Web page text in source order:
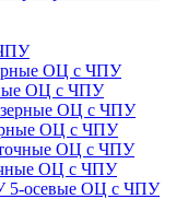
ОЦ с ЧПУ
ОЦ с ЧПУ
ОЦ с ЧПУ
5-осевые ОЦ с ЧПУ